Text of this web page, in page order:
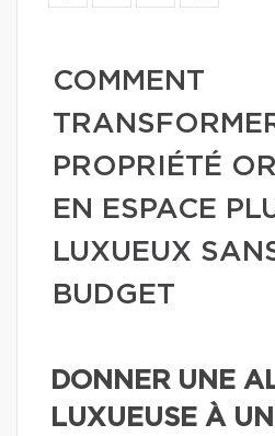
COMMENT
PROPRIÉTÉ
EN ESPACE
LUXUEUX
BUDGET
DONNER UNE
LUXUEUSE À